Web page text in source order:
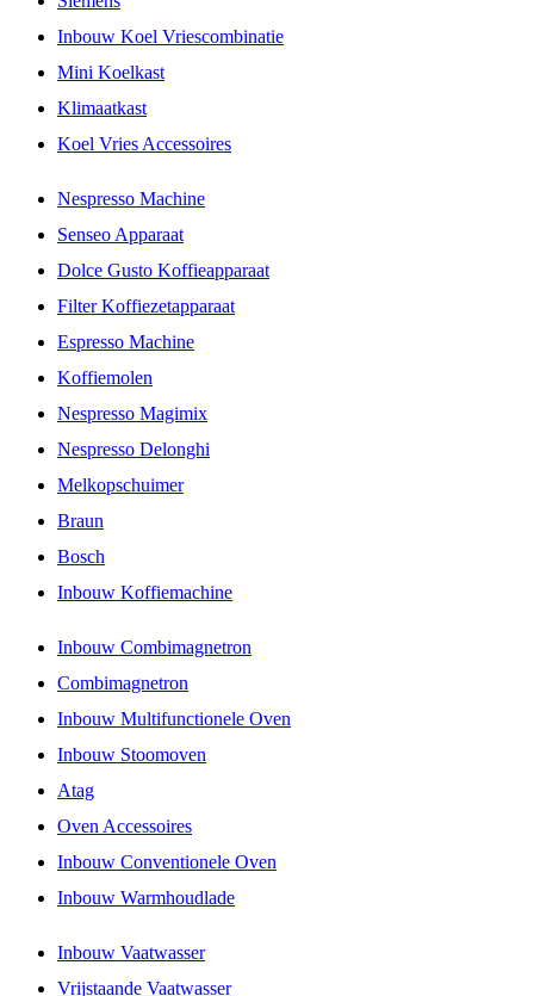
Inbouw Koel Vriescombinatie
Mini Koelkast
Klimaatkast
Koel Vries Accessoires
Nespresso Machine
Senseo Apparaat
Dolce Gusto Koffieapparaat
Filter Koffiezetapparaat
Espresso Machine
Koffiemolen
Nespresso Magimix
Nespresso Delonghi
Melkopschuimer
Braun
Bosch
Inbouw Koffiemachine
Inbouw Combimagnetron
Combimagnetron
Inbouw Multifunctionele Oven
Inbouw Stoomoven
Atag
Oven Accessoires
Inbouw Conventionele Oven
Inbouw Warmhoudlade
Inbouw Vaatwasser
Vrijstaande Vaatwasser